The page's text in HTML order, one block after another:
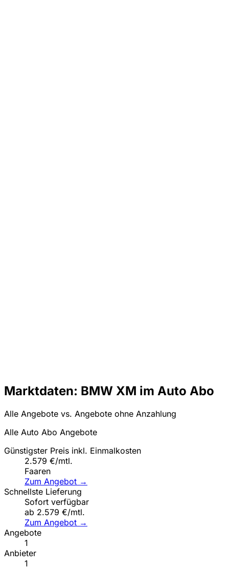
Marktdaten: BMW XM im Auto Abo
Alle Angebote vs. Angebote ohne Anzahlung
Alle Auto Abo Angebote
Günstigster Preis inkl. Einmalkosten
2.579 €/mtl.
Faaren
Zum Angebot →
Schnellste Lieferung
Sofort verfügbar
ab 2.579 €/mtl.
Zum Angebot →
Angebote
1
Anbieter
1